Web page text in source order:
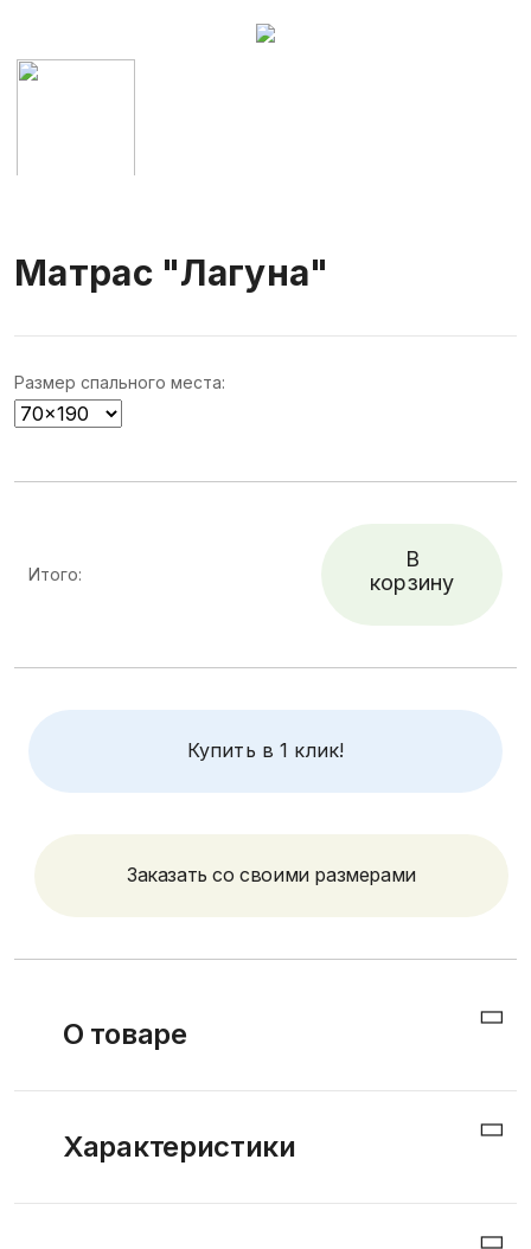
Матрас "Лагуна"
Размер спального места:
В
корзину
Итого:
Купить в 1 клик!
Заказать со своими размерами
О товаре
пенополиуретана. Средней жесткости.
Характеристики